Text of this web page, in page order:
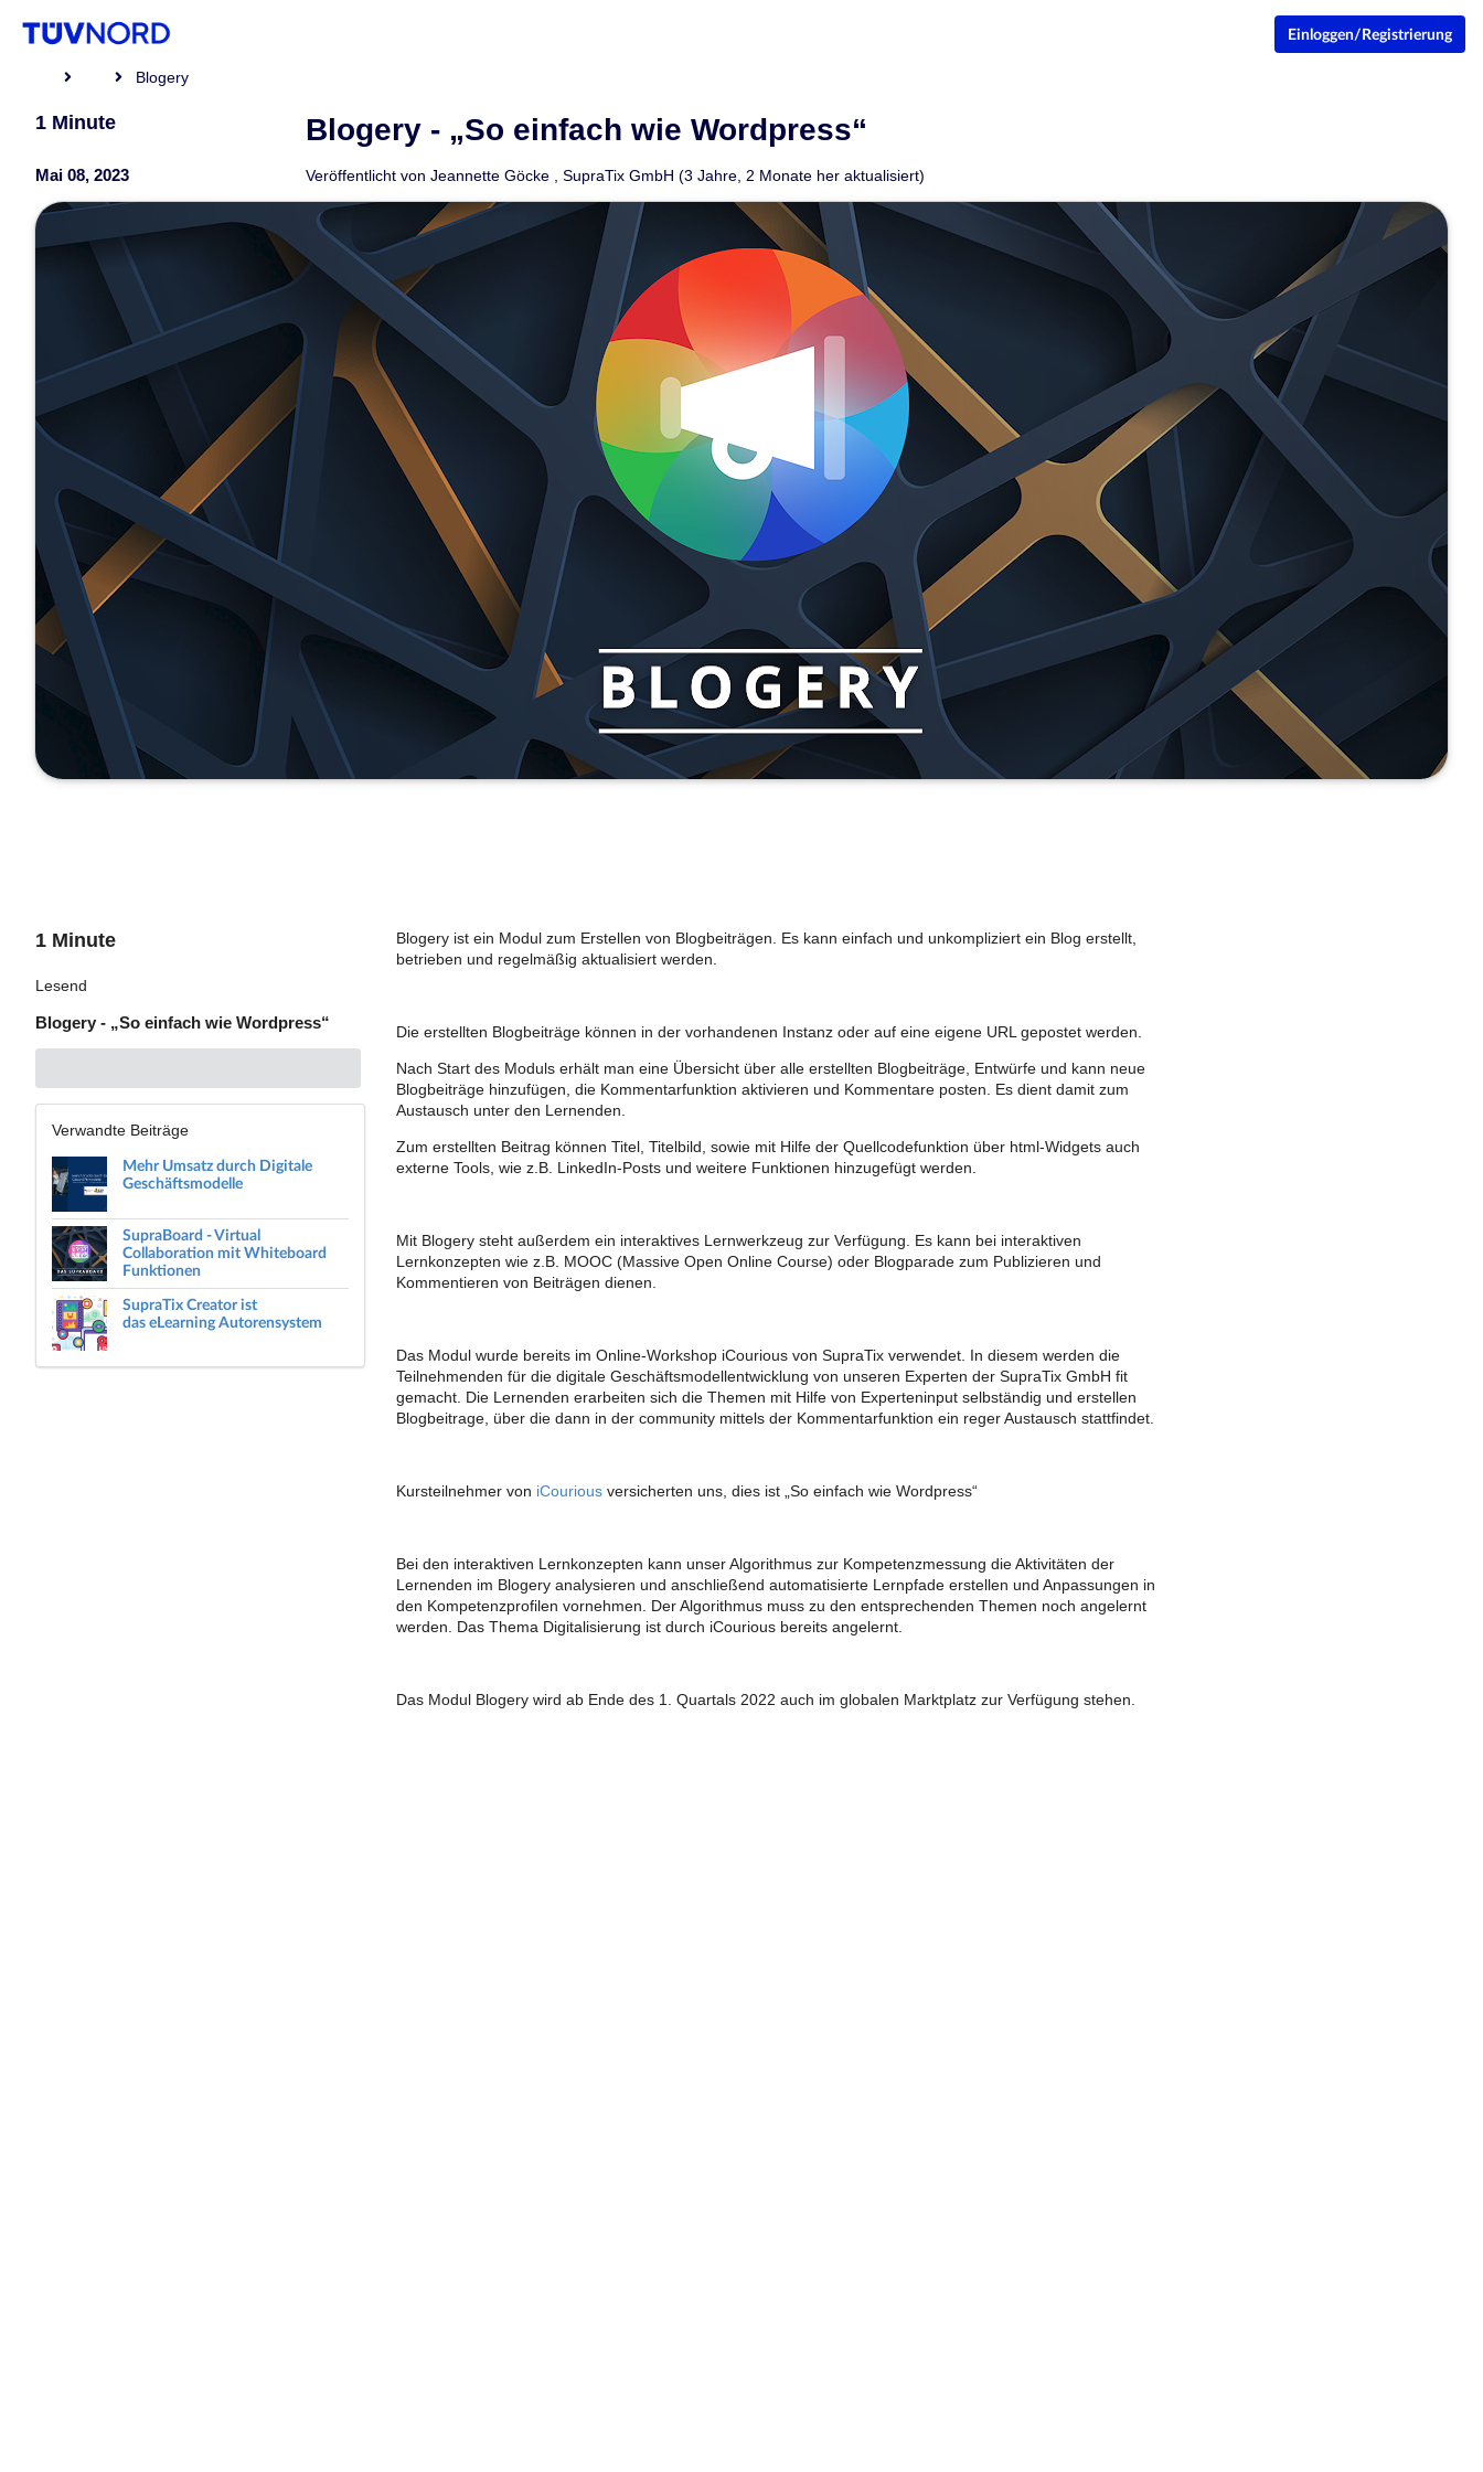
Einloggen/Registrierung
Blogery
1 Minute
Mai 08, 2023
Blogery - „So einfach wie Wordpress“
Veröffentlicht vonJeannette Göcke ,SupraTix GmbH (3 Jahre, 2 Monate her aktualisiert)
1 Minute
Lesend
Blogery - „So einfach wie Wordpress“
Verwandte Beiträge
Mehr Umsatz durch Digitale
Geschäftsmodelle
SupraBoard - Virtual
Collaboration mit Whiteboard
Funktionen
SupraTix Creator ist
das eLearning Autorensystem
Blogery ist ein Modul zum Erstellen von Blogbeiträgen. Es kann einfach und unkompliziert ein Blog erstellt,
betrieben und regelmäßig aktualisiert werden.
Die erstellten Blogbeiträge können in der vorhandenen Instanz oder auf eine eigene URL gepostet werden.
Nach Start des Moduls erhält man eine Übersicht über alle erstellten Blogbeiträge, Entwürfe und kann neue
Blogbeiträge hinzufügen, die Kommentarfunktion aktivieren und Kommentare posten. Es dient damit zum
Austausch unter den Lernenden.
Zum erstellten Beitrag können Titel, Titelbild, sowie mit Hilfe der Quellcodefunktion über html-Widgets auch
externe Tools, wie z.B. LinkedIn-Posts und weitere Funktionen hinzugefügt werden.
Mit Blogery steht außerdem ein interaktives Lernwerkzeug zur Verfügung. Es kann bei interaktiven
Lernkonzepten wie z.B. MOOC (Massive Open Online Course) oder Blogparade zum Publizieren und
Kommentieren von Beiträgen dienen.
Das Modul wurde bereits im Online-Workshop iCourious von SupraTix verwendet. In diesem werden die
Teilnehmenden für die digitale Geschäftsmodellentwicklung von unseren Experten der SupraTix GmbH fit
gemacht. Die Lernenden erarbeiten sich die Themen mit Hilfe von Experteninput selbständig und erstellen
Blogbeitrage, über die dann in der community mittels der Kommentarfunktion ein reger Austausch stattfindet.
Kursteilnehmer von iCourious versicherten uns, dies ist „So einfach wie Wordpress“
Bei den interaktiven Lernkonzepten kann unser Algorithmus zur Kompetenzmessung die Aktivitäten der
Lernenden im Blogery analysieren und anschließend automatisierte Lernpfade erstellen und Anpassungen in
den Kompetenzprofilen vornehmen. Der Algorithmus muss zu den entsprechenden Themen noch angelernt
werden. Das Thema Digitalisierung ist durch iCourious bereits angelernt.
Das Modul Blogery wird ab Ende des 1. Quartals 2022 auch im globalen Marktplatz zur Verfügung stehen.